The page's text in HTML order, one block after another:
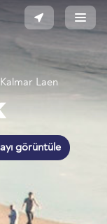
Kalmar Laen
görüntüle